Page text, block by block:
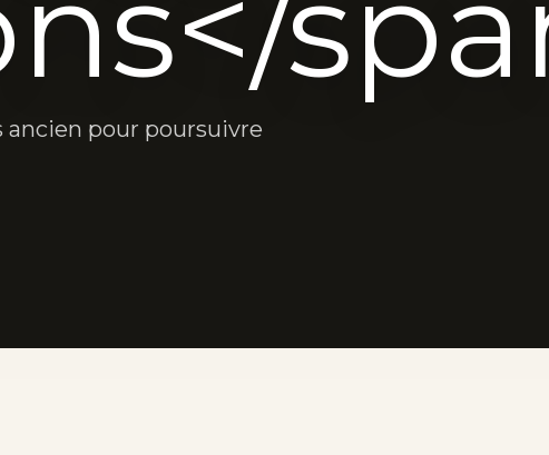
ancien pour poursuivre